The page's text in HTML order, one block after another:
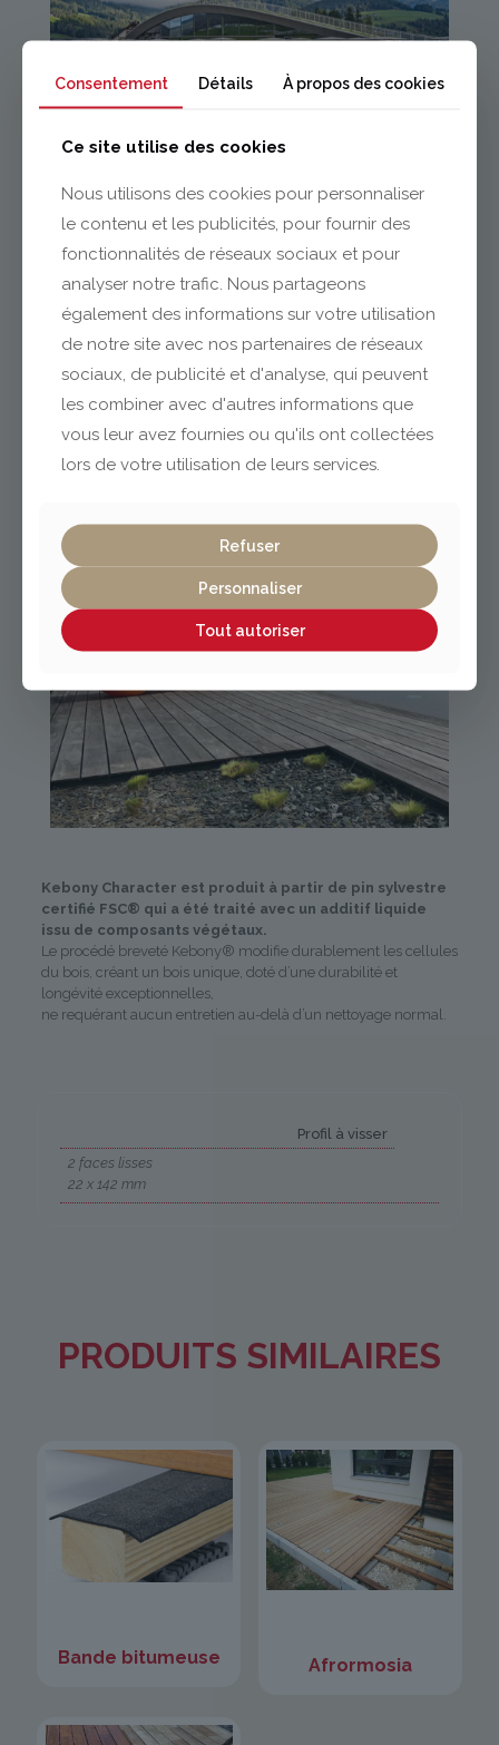
Kebony Character est produit à partir de pin sylvestre
certifié FSC® qui a été traité avec un additif liquide
issu de composants végétaux.
Le procédé breveté Kebony® modifie durablement les cellules
du bois, créant un bois unique, doté d’une durabilité et
longévité exceptionnelles,
ne requérant aucun entretien au-delà d’un nettoyage normal.
Profil à visser
2 faces lisses
22 x 142 mm
PRODUITS SIMILAIRES
Bande bitumeuse Afrormosia
Consentement Détails À propos des cookies
Ce site utilise des cookies
Nous utilisons des cookies pour personnaliser
le contenu et les publicités, pour fournir des
fonctionnalités de réseaux sociaux et pour
analyser notre trafic. Nous partageons
également des informations sur votre utilisation
de notre site avec nos partenaires de réseaux
sociaux, de publicité et d'analyse, qui peuvent
les combiner avec d'autres informations que
vous leur avez fournies ou qu'ils ont collectées
lors de votre utilisation de leurs services.
Refuser
Personnaliser
Tout autoriser